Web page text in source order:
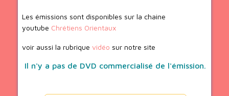
Les émissions sont disponibles sur la chaine
youtube Chrétiens Orientaux
voir aussi la rubrique vidéo sur notre site
Il n'y a pas de DVD commercialisé de l'émission.